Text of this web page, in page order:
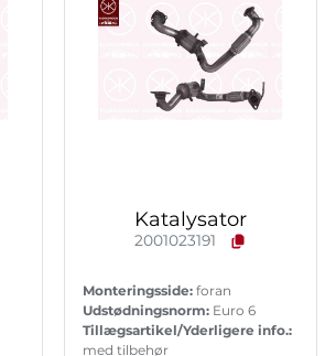
Katalysator
2001023191
Monteringsside:foran
Udstødningsnorm:Euro 6
Tillægsartikel/Yderligere info.:
med tilbehør